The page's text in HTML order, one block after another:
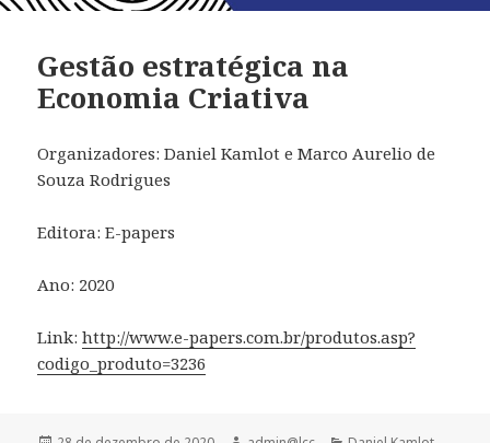
Gestão estratégica na
Economia Criativa
Organizadores: Daniel Kamlot e Marco Aurelio de
Souza Rodrigues
Editora: E-papers
Ano: 2020
Link:http://www.e-papers.com.br/produtos.asp?
codigo_produto=3236